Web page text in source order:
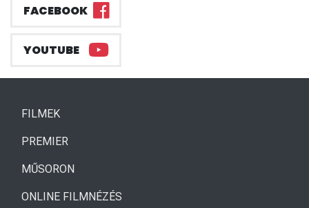
FACEBOOK
YOUTUBE
FILMEK(CURRENT)
PREMIER
MŰSORON
ONLINE FILMNÉZÉS